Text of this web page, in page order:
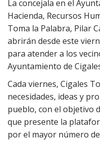
La concejala en el
Hacienda, Recursos
Toma la Palabra, Pilar
abrirán desde este
para atender a los
Ayuntamiento de
Cada viernes, Cigales
necesidades, ideas y
pueblo, con el objetivo
que presente la
por el mayor número